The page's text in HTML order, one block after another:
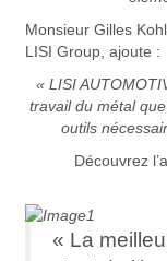
Monsieur Gilles
LISI Group, ajoute :
« LISI
travail du métal
outils
Découvrez
« La